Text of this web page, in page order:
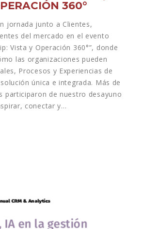
360°
jornada junto a Clientes,
del mercado en el evento
Vista y Operación 360°”, donde
las organizaciones pueden
Procesos y Experiencias de
única e integrada. Más de
participaron de nuestro desayuno
conectar y…